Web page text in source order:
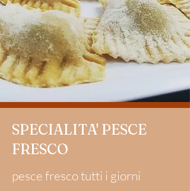
SPECIALITA' PESCE
FRESCO
pesce fresco tutti i giorni